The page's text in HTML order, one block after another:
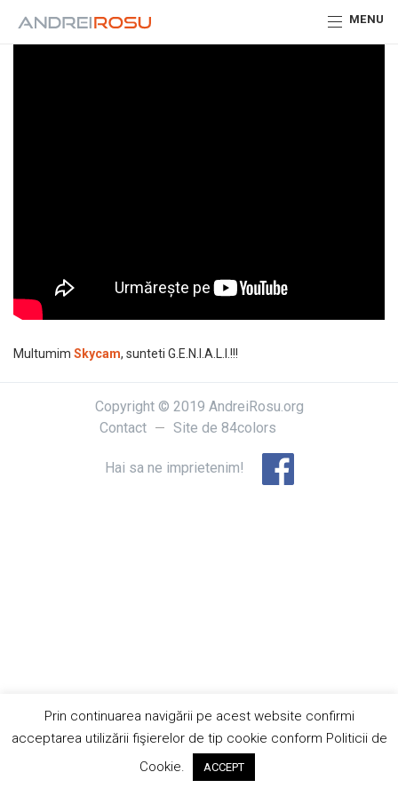
MENU
Multumim Skycam, sunteti G.E.N.I.A.L.I.!!!
Copyright © 2019 AndreiRosu.org
Contact
Site de 84colors
Hai sa ne imprietenim!
Prin continuarea navigării pe acest website confirmi
acceptarea utilizării fişierelor de tip cookie conform Politicii de
Cookie.
ACCEPT